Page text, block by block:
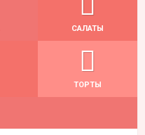
САЛАТЫ
ТОРТЫ